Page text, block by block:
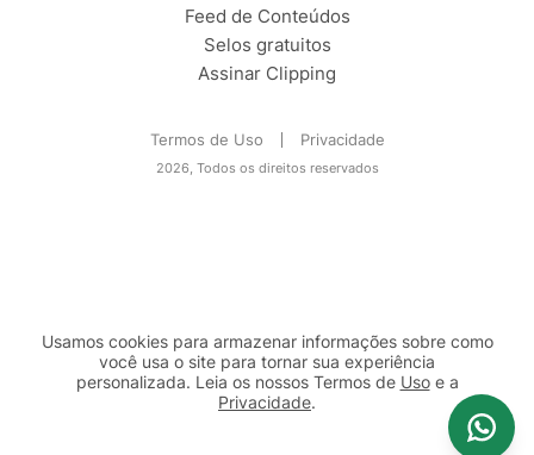
Feed de Conteúdos
Selos gratuitos
Assinar Clipping
Termos de Uso Privacidade
2026, Todos os direitos reservados
Usamos cookies para armazenar informações sobre como
você usa o site para tornar sua experiência
personalizada. Leia os nossos Termos de Usoe a
Privacidade.